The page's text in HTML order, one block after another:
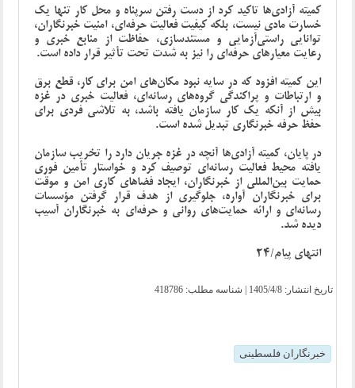
کمیته آزادی‌ها تاکید کرد از دست رفتن سرپناه و محل کار تنها یک
خسارت مادی نیست، بلکه کیفیت فعالیت حرفه‌ای، امنیت خبرنگاران،
توانایی راستی‌آزمایی و مستندسازی، حفاظت از منابع خبری و
رعایت معیارهای حرفه‌ای را نیز به‌ شدت تحت تأثیر قرار داده است.
این کمیته افزود که در سایه نبود مکان‌های امن برای کار، قطع برق
و ارتباطات و پراکندگی گروه‌های رسانه‌ای، فعالیت خبری در غزه
بیش از آنکه یک کار سازمان‌ یافته باشد، به تلاشی فردی برای
حفظ حرفه خبرنگاری تبدیل شده است.
در پایان، کمیته آزادی‌ها آنچه در غزه جریان دارد را تخریب سازمان‌
یافته محیط فعالیت رسانه‌ای توصیف کرد و خواستار تأمین فوری
حمایت بین‌المللی از خبرنگاران، ایجاد فضاهای کاری امن و موقت
برای خبرنگاران آواره، جلوگیری از هدف قرار گرفتن مؤسسات
رسانه‌ای و ارائه حمایت‌های روانی و حرفه‌ای به خبرنگاران آسیب‌
دیده شد.
انتهای پیام/24
تاریخ انتشار: 1405/4/8 | شناسه مطلب: 418786
خبرنگاران فلسطینی